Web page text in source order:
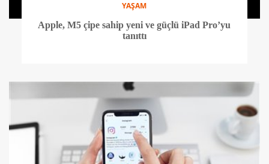
YAŞAM
Apple, M5 çipe sahip yeni ve güçlü iPad Pro’yu
tanıttı